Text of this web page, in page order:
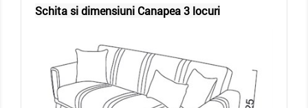
Schita si dimensiuni Canapea 3 locuri